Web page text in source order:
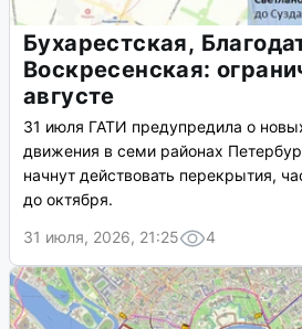
Бухарестская,
Воскресенская:
августе
31 июля ГАТИ предупредила о
движения в семи районах
начнут действовать перекрытия,
до октября.
31 июля, 2026, 21:25
4